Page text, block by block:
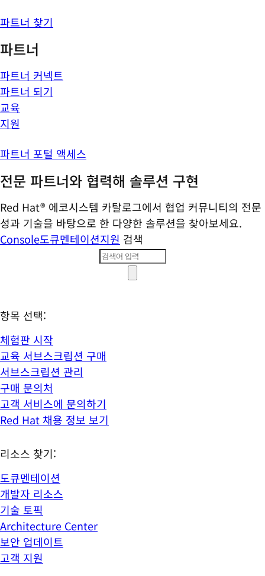
파트너 찾기
파트너
파트너 커넥트
파트너 되기
교육
지원
파트너 포털 액세스
전문 파트너와 협력해 솔루션 구현
Red Hat® 에코시스템 카탈로그에서 협업 커뮤니티의 전문
성과 기술을 바탕으로 한 다양한 솔루션을 찾아보세요.
Console도큐멘테이션지원 검색
항목 선택:
체험판 시작
교육 서브스크립션 구매
서브스크립션 관리
구매 문의처
고객 서비스에 문의하기
Red Hat 채용 정보 보기
리소스 찾기:
도큐멘테이션
개발자 리소스
기술 토픽
Architecture Center
보안 업데이트
고객 지원